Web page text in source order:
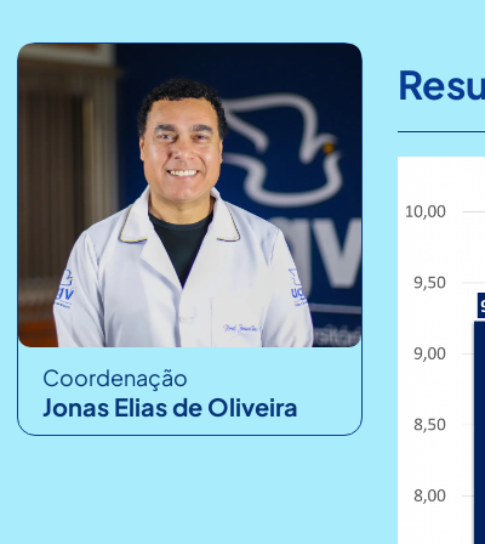
Coordenação
Jonas Elias de Oliveira